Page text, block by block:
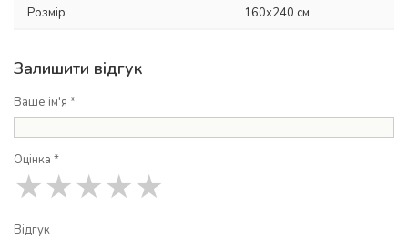
Розмір
160х240 см
Залишити відгук
Ваше ім'я *
Оцінка *
★
★
★
★
★
Відгук